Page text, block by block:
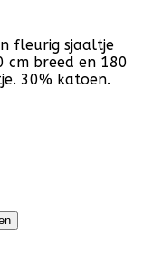
fleurig sjaaltje
cm breed en 180
30% katoen.